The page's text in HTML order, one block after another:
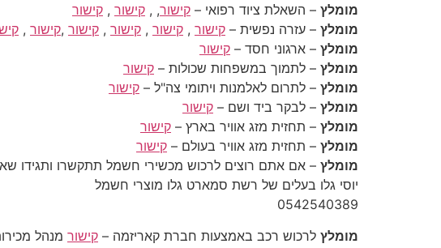
מומלץ – השאלת ציוד רפואי – קישור, , קישור , קישור
מומלץ – עזרה נפשית – קישור , קישור , קישור , קישור ,קישור ,
מומלץ – ארגוני חסד – קישור
מומלץ – לתמוך במשפחות שכולות – קישור
מומלץ – לתרום לאלמנות ויתומי צה"ל – קישור
מומלץ – לבקר ביד ושם – קישור
מומלץ – תחזית מזג אוויר בארץ – קישור
מומלץ – תחזית מזג אוויר בעולם – קישור
מומלץ – אם אתם רוצים לרכוש מכשירי חשמל תתקשרו ותגידו
יוסי גלו בעלים של רשת סמארט גלו מוצרי חשמל
‎0542540389‎
מומלץ לרכוש רכב באמצעות חברת קאריזמה – קישור מנהל מכירות